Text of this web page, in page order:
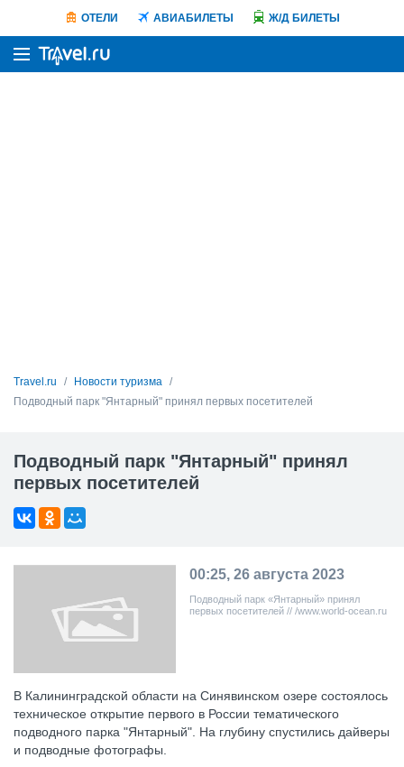
ОТЕЛИ АВИАБИЛЕТЫ Ж/Д БИЛЕТЫ
Travel.ru
Новости туризма
Подводный парк "Янтарный" принял первых посетителей
Подводный парк "Янтарный" принял
первых посетителей
00:25, 26 августа 2023
Подводный парк «Янтарный» принял
первых посетителей // /www.world-ocean.ru
В Калининградской области на Синявинском озере состоялось
техническое открытие первого в России тематического
подводного парка "Янтарный". На глубину спустились дайверы
и подводные фотографы.